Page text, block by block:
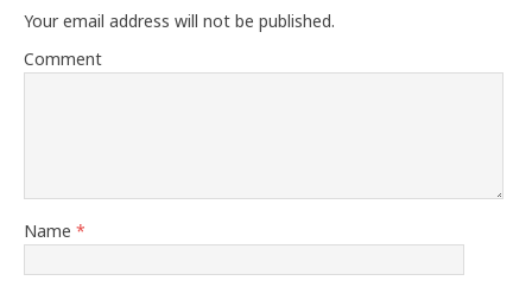
Your email address will not be published.
Comment
Name *